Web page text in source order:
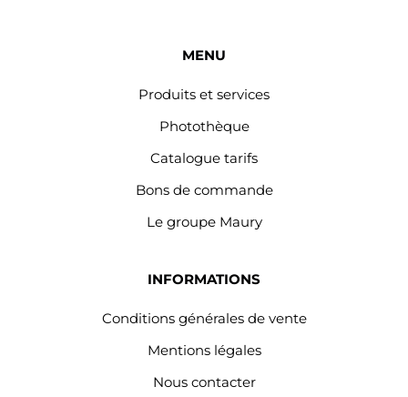
MENU
Produits et services
Photothèque
Catalogue tarifs
Bons de commande
Le groupe Maury
INFORMATIONS
Conditions générales de vente
Mentions légales
Nous contacter